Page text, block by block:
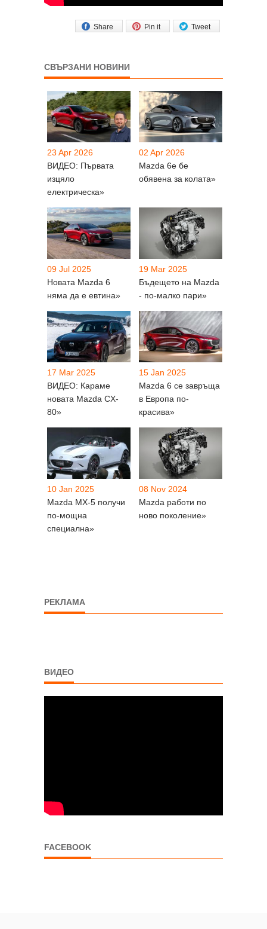
Tweet
Pin it
Share
СВЪРЗАНИ НОВИНИ
23 Apr 2026
ВИДЕО: Първата
изцяло
електрическа»
02 Apr 2026
Mazda 6e бе
обявена за колата»
09 Jul 2025
Новата Mazda 6
няма да е евтина»
19 Mar 2025
Бъдещето на Mazda
- по-малко пари»
17 Mar 2025
ВИДЕО: Караме
новата Mazda CX-
80»
15 Jan 2025
Mazda 6 се завръща
в Европа по-
красива»
10 Jan 2025
Mazda MX-5 получи
по-мощна
специална»
08 Nov 2024
Mazda работи по
ново поколение»
РЕКЛАМА
ВИДЕО
FACEBOOK